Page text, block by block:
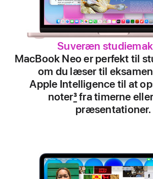
Suveræn
MacBook Neo er perfekt til
om du læser til
Apple Intelligence til at
noter3fra timerne
præsentationer.